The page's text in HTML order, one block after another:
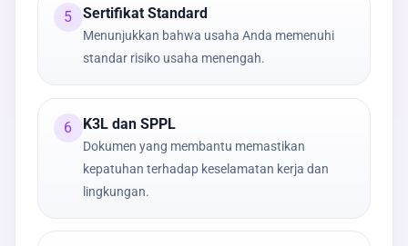
5 Sertifikat Standard
Menunjukkan bahwa usaha Anda memenuhi
standar risiko usaha menengah.
6 K3L dan SPPL
Dokumen yang membantu memastikan
kepatuhan terhadap keselamatan kerja dan
lingkungan.